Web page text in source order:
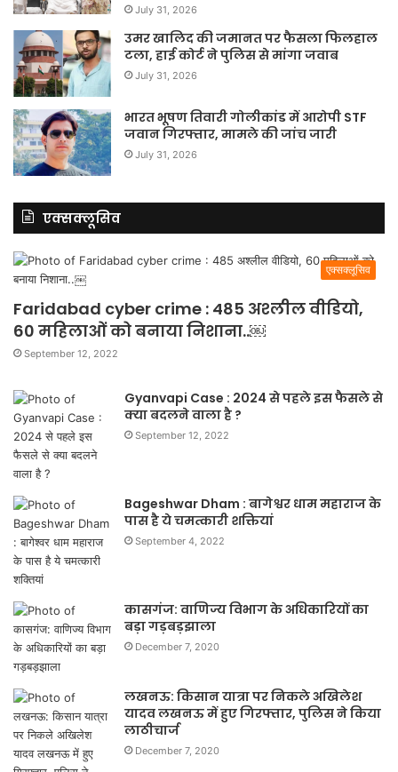
July 31, 2026
उमर खालिद की जमानत पर फैसला फिलहाल
टला, हाई कोर्ट ने पुलिस से मांगा जवाब
July 31, 2026
भारत भूषण तिवारी गोलीकांड में आरोपी STF
जवान गिरफ्तार, मामले की जांच जारी
July 31, 2026
एक्सक्लूसिव
एक्सक्लूसिव
Faridabad cyber crime : 485 अश्लील वीडियो,
60 महिलाओं को बनाया निशाना..￼
September 12, 2022
Gyanvapi Case : 2024 से पहले इस फैसले से
क्या बदलने वाला है ?
September 12, 2022
Bageshwar Dham : बागेश्वर धाम महाराज के
पास है ये चमत्कारी शक्तियां
September 4, 2022
कासगंज: वाणिज्य विभाग के अधिकारियों का
बड़ा गड़बड़झाला
December 7, 2020
लखनऊ: किसान यात्रा पर निकले अखिलेश
यादव लखनऊ में हुए गिरफ्तार, पुलिस ने किया
लाठीचार्ज
December 7, 2020